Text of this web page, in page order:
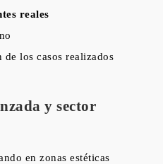
reales
los casos realizados
y sector
en zonas estéticas